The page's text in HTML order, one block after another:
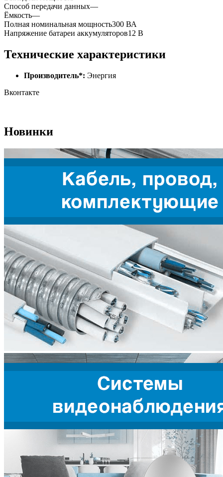
Способ передачи данных—
Ёмкость—
Полная номинальная мощность300 ВА
Напряжение батареи аккумуляторов12 В
Технические характеристики
Производитель*: Энергия
Вконтакте
Новинки